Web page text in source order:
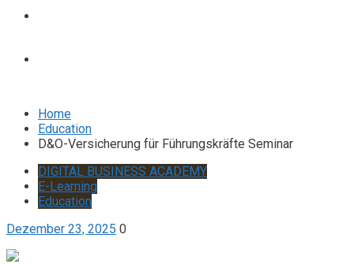
Home
Education
D&O-Versicherung für Führungskräfte Seminar
DIGITAL BUSINESS ACADEMY
E-Learning
Education
Dezember 23, 2025 0